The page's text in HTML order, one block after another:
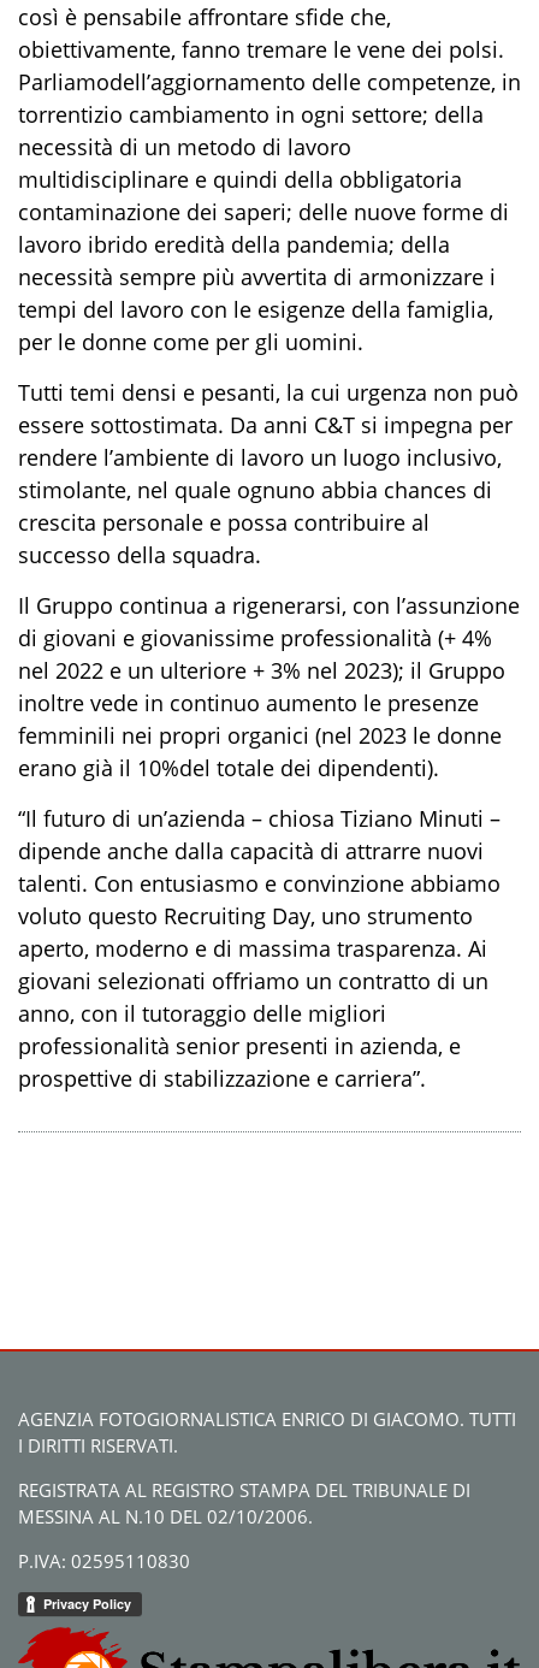
così è pensabile affrontare sfide che,
obiettivamente, fanno tremare le vene dei polsi.
Parliamodell’aggiornamento delle competenze, in
torrentizio cambiamento in ogni settore; della
necessità di un metodo di lavoro
multidisciplinare e quindi della obbligatoria
contaminazione dei saperi; delle nuove forme di
lavoro ibrido eredità della pandemia; della
necessità sempre più avvertita di armonizzare i
tempi del lavoro con le esigenze della famiglia,
per le donne come per gli uomini.
Tutti temi densi e pesanti, la cui urgenza non può
essere sottostimata. Da anni C&T si impegna per
rendere l’ambiente di lavoro un luogo inclusivo,
stimolante, nel quale ognuno abbia chances di
crescita personale e possa contribuire al
successo della squadra.
Il Gruppo continua a rigenerarsi, con l’assunzione
di giovani e giovanissime professionalità (+ 4%
nel 2022 e un ulteriore + 3% nel 2023); il Gruppo
inoltre vede in continuo aumento le presenze
femminili nei propri organici (nel 2023 le donne
erano già il 10%del totale dei dipendenti).
“Il futuro di un’azienda – chiosa Tiziano Minuti –
dipende anche dalla capacità di attrarre nuovi
talenti. Con entusiasmo e convinzione abbiamo
voluto questo Recruiting Day, uno strumento
aperto, moderno e di massima trasparenza. Ai
giovani selezionati offriamo un contratto di un
anno, con il tutoraggio delle migliori
professionalità senior presenti in azienda, e
prospettive di stabilizzazione e carriera”.
AGENZIA FOTOGIORNALISTICA ENRICO DI GIACOMO. TUTTI
I DIRITTI RISERVATI.
REGISTRATA AL REGISTRO STAMPA DEL TRIBUNALE DI
MESSINA AL N.10 DEL 02/10/2006.
P.IVA: 02595110830